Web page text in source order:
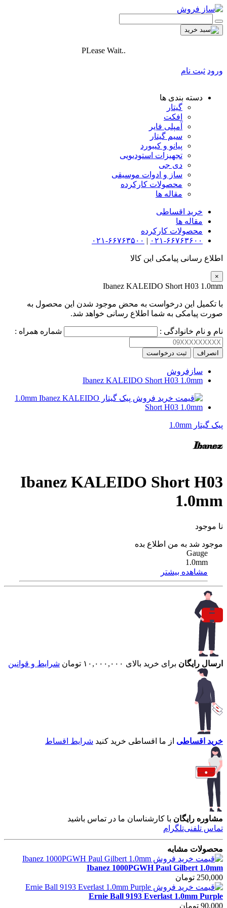
PLease Wait..
ورود ثبت نام
دسته بندی ها
گیتار
افکت
آمپلی فایر
سیم گیتار
پیانو و کیبورد
تجهیزات استودیویی
دی جی
ساز و ادوات موسیقی
محصولات کارکرده
مقاله ها
خرید اقساطی
مقاله ها
محصولات کارکرده
۰۲۱-۶۶۷۶۳۶۰۰ | ۰۲۱-۶۶۷۶۳۵۰۰
اطلاع رسانی پیامکی این کالا
×
Ibanez KALEIDO Short H03 1.0mm
با تکمیل این درخواست به محض موجود شدن این محصول به
صورت پیامکی به شما اطلاع رسانی خواهد شد.
نام و نام خانوادگی : شماره همراه :
انصراف ثبت درخواست
سازفروش
Ibanez KALEIDO Short H03 1.0mm
پیک گیتار 1.0mm
Ibanez KALEIDO Short H03
1.0mm
نا موجود
موجود شد به من اطلاع بده
Gauge
1.0mm
مشاهده بیشتر
ارسال رایگان برای خرید بالای ۱۰,۰۰۰,۰۰۰ تومان شرایط و قوانین
خرید اقساطی از ما اقساطی خرید کنید شرایط اقساط
مشاوره رایگان با کارشناسان ما در تماس باشید
تماس تلفنیتلگرام
محصولات مشابه
Ibanez 1000PGWH Paul Gilbert 1.0mm
250,000 تومان
Ernie Ball 9193 Everlast 1.0mm Purple
90,000 تومان